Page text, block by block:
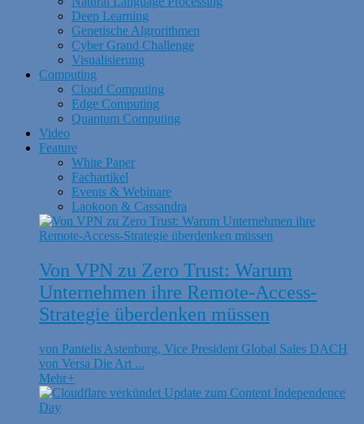
Deep Learning
Genetische Algrorithmen
Cyber Grand Challenge
Visualisierung
Computing
Cloud Computing
Edge Computing
Quantum Computing
Video
Feature
White Paper
Fachartikel
Events & Webinare
Laokoon & Cassandra
Von VPN zu Zero Trust: Warum
Unternehmen ihre Remote-Access-
Strategie überdenken müssen
von Pantelis Astenburg, Vice President Global Sales DACH
von Versa Die Art ...
Mehr+